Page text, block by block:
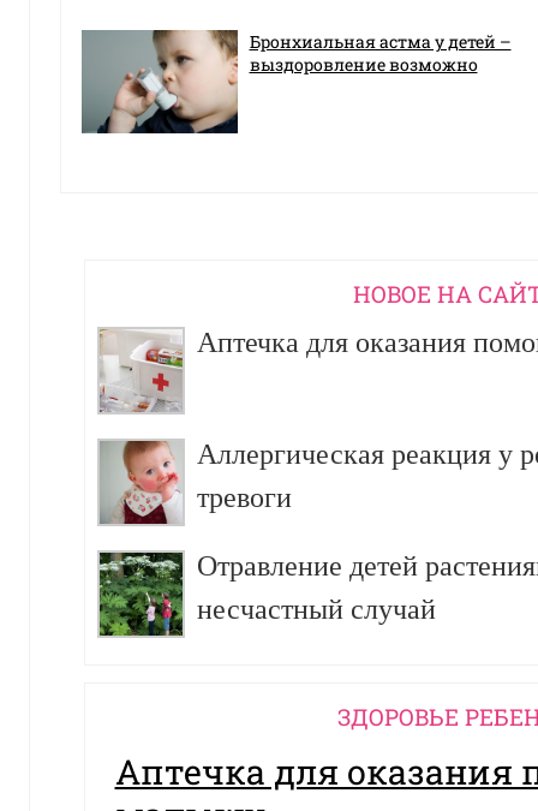
Бронхиальная астма у детей –
выздоровление возможно
НОВОЕ НА
Аптечка для оказания
Аллергическая реакция у
тревоги
Отравление детей
несчастный случай
ЗДОРОВЬЕ
Аптечка для